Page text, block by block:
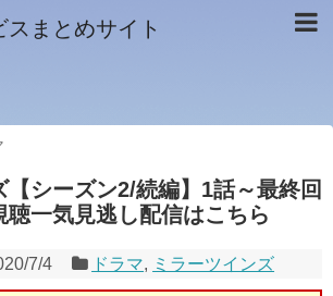
まとめサイト
【シーズン2/続編】1話～最終回
聴一気見逃し配信はこちら
7/4 ドラマ, ミラーツインズ